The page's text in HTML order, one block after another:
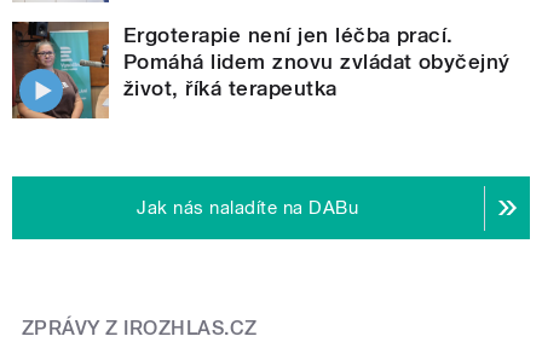
Ergoterapie není jen léčba prací.
Pomáhá lidem znovu zvládat obyčejný
život, říká terapeutka
Jak nás naladíte na DABu
ZPRÁVY Z IROZHLAS.CZ